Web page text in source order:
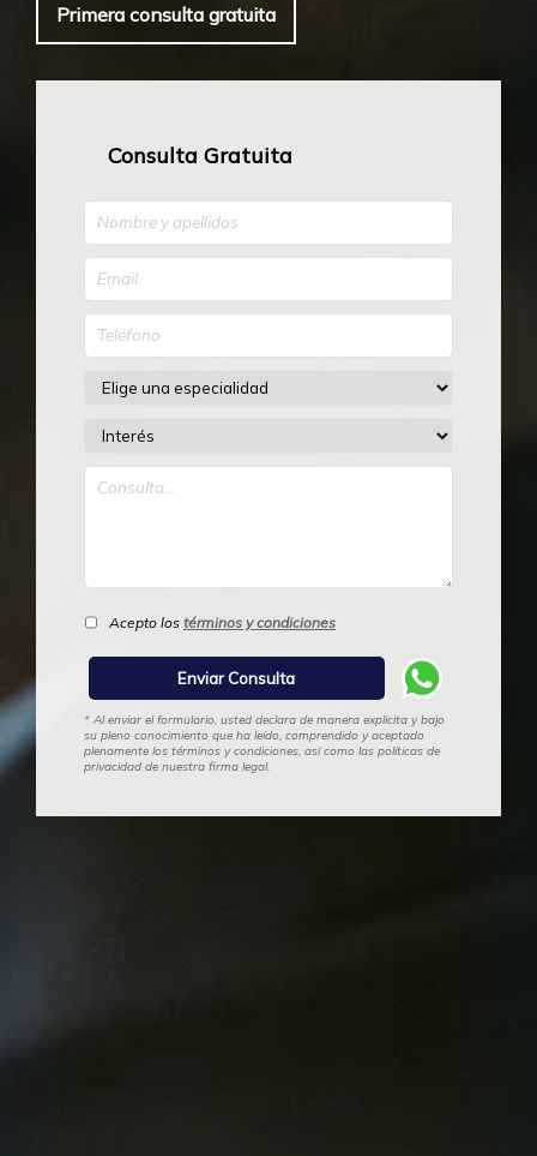
Primera consulta gratuita
Consulta Gratuita
Acepto los términos y condiciones
* Al enviar el formulario, usted declara de manera explícita y bajo
su pleno conocimiento que ha leído, comprendido y aceptado
plenamente los términos y condiciones, así como las políticas de
privacidad de nuestra firma legal.